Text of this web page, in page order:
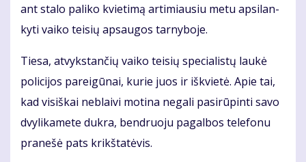
ant sta­lo pa­li­ko kvie­ti­mą ar­ti­miau­siu me­tu ap­si­lan­
ky­ti vai­ko tei­sių ap­sau­gos tar­ny­bo­je.
Tie­sa, at­vyks­tan­čių vai­ko tei­sių spe­cia­lis­tų lau­kė
po­li­ci­jos pa­rei­gū­nai, ku­rie juos ir iš­kvie­tė. Apie tai,
kad vi­siš­kai ne­blai­vi mo­ti­na ne­ga­li pa­si­rū­pin­ti sa­vo
dvy­li­ka­me­te duk­ra, ben­druo­ju pa­gal­bos te­le­fo­nu
pra­ne­šė pats krikš­ta­tė­vis.